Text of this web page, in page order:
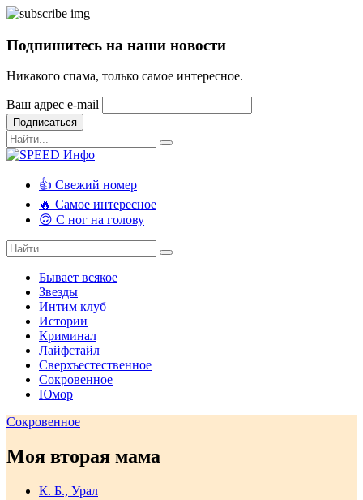
Подпишитесь на наши новости
Никакого спама, только самое интересное.
Ваш адрес e-mail
Подписаться
👍 Свежий номер
🔥 Самое интересное
🙃 С ног на голову
Бывает всякое
Звезды
Интим клуб
Истории
Криминал
Лайфстайл
Сверхъестественное
Сокровенное
Юмор
Сокровенное
Моя вторая мама
К. Б., Урал